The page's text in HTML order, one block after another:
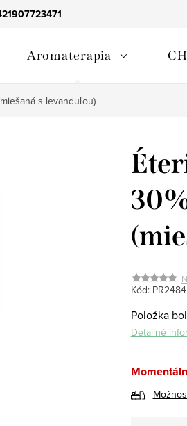
osobných údajov
Aromaterapia
s levanduľou)
Kód: PR2484
Položka
Detailné